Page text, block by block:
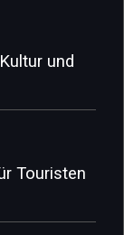
und
Touristen